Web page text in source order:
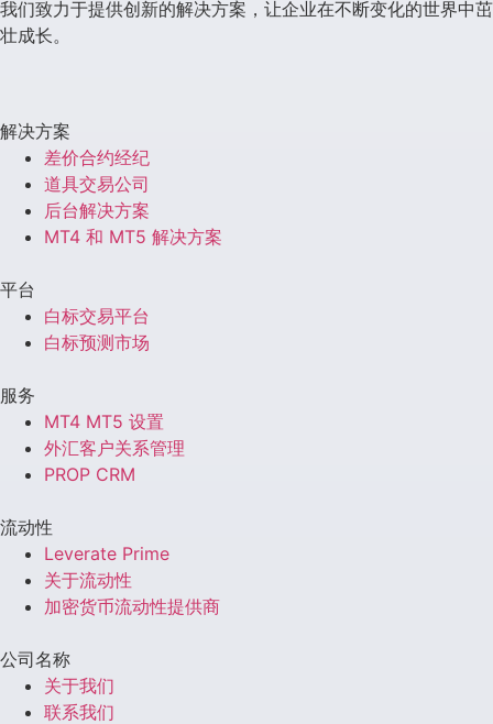
我们致力于提供创新的解决方案，让企业在不断变化的世界中茁
壮成长。
解决方案
差价合约经纪
道具交易公司
后台解决方案
MT4 和 MT5 解决方案
平台
白标交易平台
白标预测市场
服务
MT4 MT5 设置
外汇客户关系管理
PROP CRM
流动性
Leverate Prime
关于流动性
加密货币流动性提供商
公司名称
关于我们
联系我们